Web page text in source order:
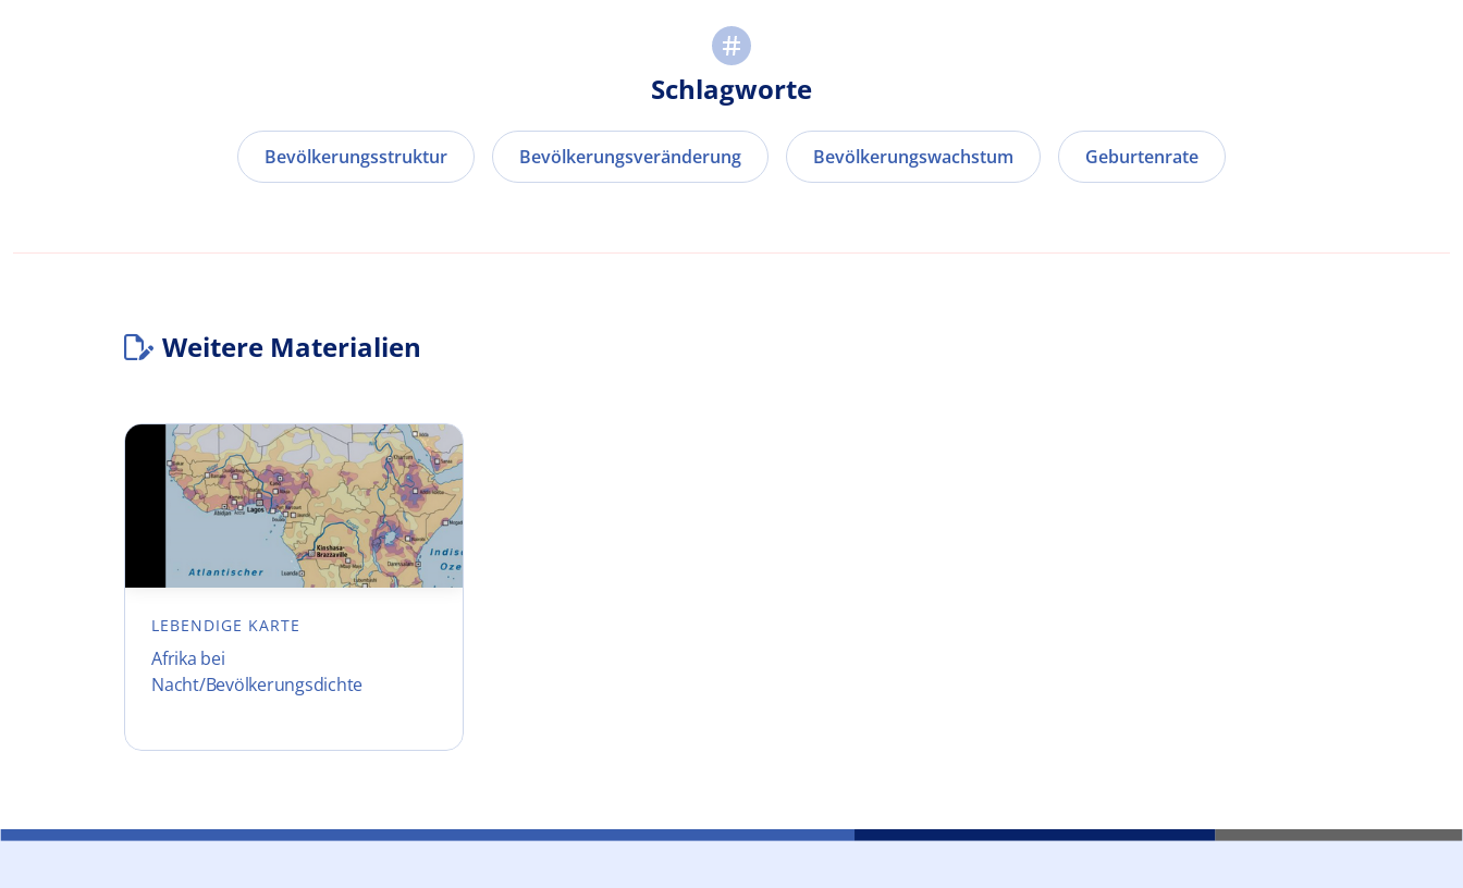
Schlagworte
Bevölkerungsstruktur Bevölkerungsveränderung Bevölkerungswachstum Geburtenrate
Weitere Materialien
LEBENDIGE KARTE
Afrika bei
Nacht/Bevölkerungsdichte